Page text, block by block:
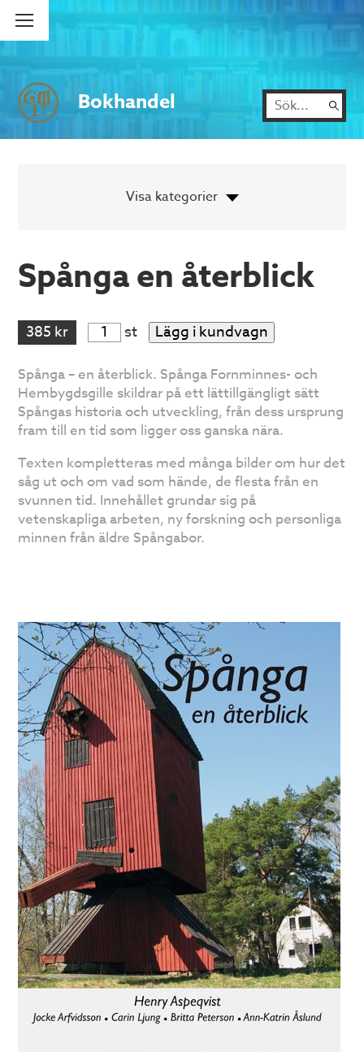
Bokhandel
Spånga en återblick
385 kr st Lägg i kundvagn
Spånga – en återblick. Spånga Fornminnes- och
Hembygdsgille skildrar på ett lättillgängligt sätt
Spångas historia och utveckling, från dess ursprung
fram till en tid som ligger oss ganska nära.
Texten kompletteras med många bilder om hur det
såg ut och om vad som hände, de flesta från en
svunnen tid. Innehållet grundar sig på
vetenskapliga arbeten, ny forskning och personliga
minnen från äldre Spångabor.